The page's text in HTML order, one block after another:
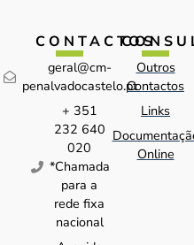
CONTACTOS
geral@cm-
penalvadocastelo.pt
+ 351
232 640
020
*Chamada
para a
rede fixa
nacional
Outros
Contactos
Links
Online